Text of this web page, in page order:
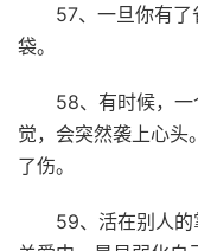
57、一旦你有
袋。
58、有时候，
觉，会突然袭上心头
了伤。
59、活在别人